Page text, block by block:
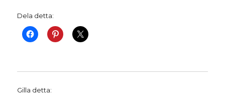
Dela detta:
Gilla detta: